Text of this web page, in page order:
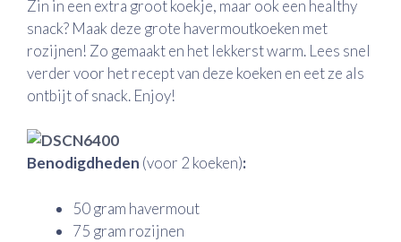
Zin in een extra groot koekje, maar ook een healthy
snack? Maak deze grote havermoutkoeken met
rozijnen! Zo gemaakt en het lekkerst warm. Lees snel
verder voor het recept van deze koeken en eet ze als
ontbijt of snack. Enjoy!
Benodigdheden (voor 2 koeken):
50 gram havermout
75 gram rozijnen